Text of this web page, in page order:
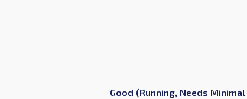
Good (Running, Needs